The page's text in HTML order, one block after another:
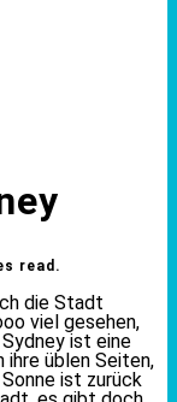
read.
die Stadt
viel gesehen,
ist eine
üblen Seiten,
ist zurück